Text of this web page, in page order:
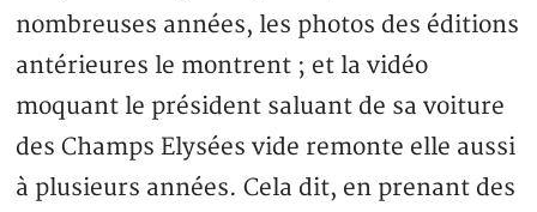
nombreuses années, les photos des éditions
antérieures le montrent ; et la vidéo
moquant le président saluant de sa voiture
des Champs Elysées vide remonte elle aussi
à plusieurs années. Cela dit, en prenant des